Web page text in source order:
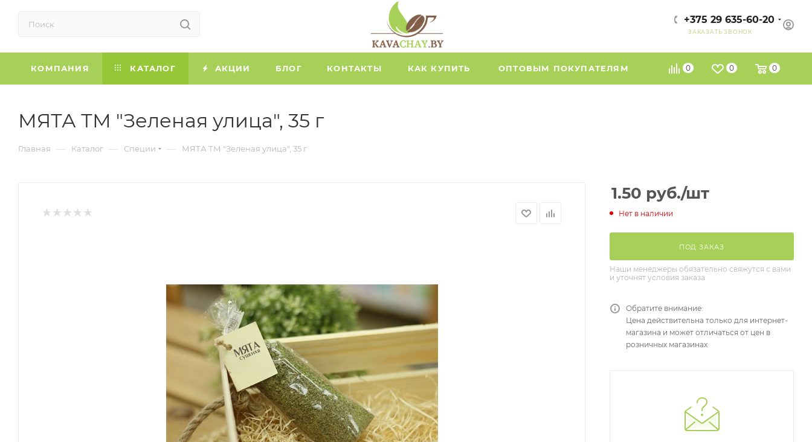
+375 29 635-60-20
ЗАКАЗАТЬ ЗВОНОК
0 0 0
КОМПАНИЯ КАТАЛОГ АКЦИИ БЛОГ КОНТАКТЫ КАК КУПИТЬ ОПТОВЫМ ПОКУПАТЕЛЯМ
МЯТА ТМ "Зеленая улица", 35 г
Главная — Каталог — Специи — МЯТА ТМ "Зеленая улица", 35 г
1.50 руб./шт
Нет в наличии
ПОД ЗАКАЗ
Наши менеджеры обязательно свяжутся с вами
и уточнят условия заказа
Обратите внимание:
Цена действительна только для интернет-
магазина и может отличаться от цен в
розничных магазинах